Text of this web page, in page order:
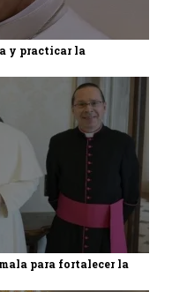
y practicar la
para fortalecer la